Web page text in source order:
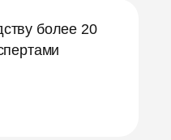
более 20